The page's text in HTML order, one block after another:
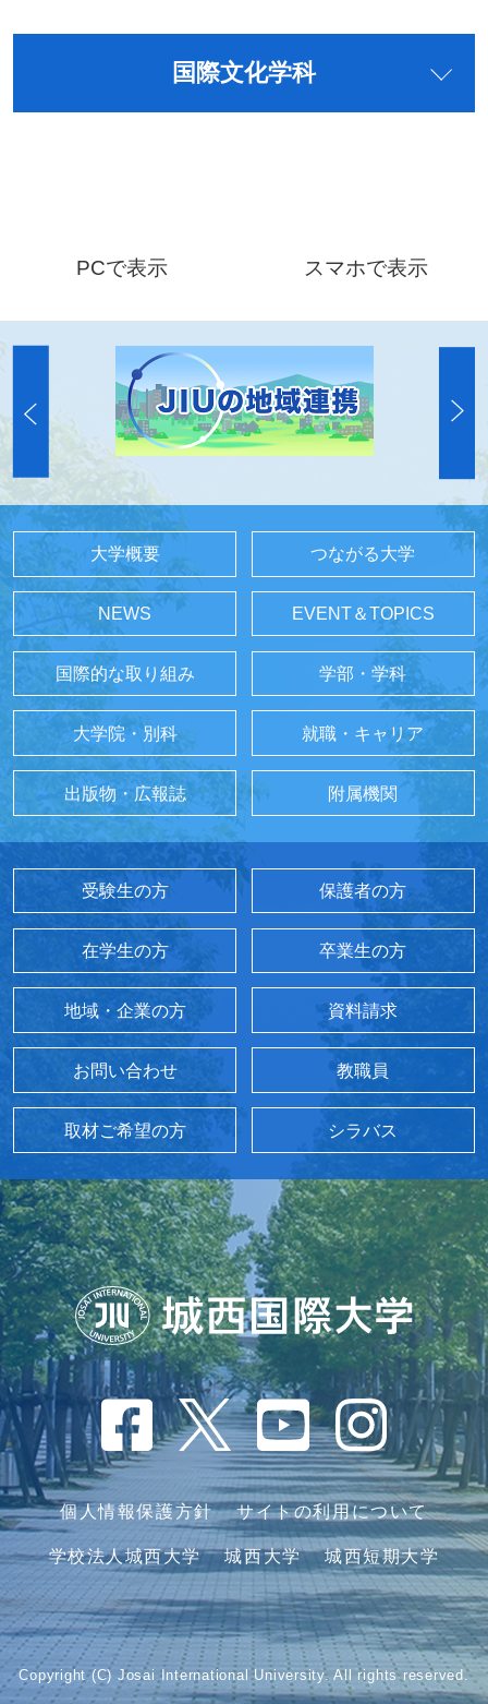
国際文化学科
PCで表示 スマホで表示
大学概要 つながる大学
NEWS EVENT＆TOPICS
国際的な取り組み 学部・学科
大学院・別科 就職・キャリア
出版物・広報誌 附属機関
受験生の方 保護者の方
在学生の方 卒業生の方
地域・企業の方 資料請求
お問い合わせ 教職員
取材ご希望の方 シラバス
個人情報保護方針 サイトの利用について
学校法人城西大学 城西大学 城西短期大学
Copyright (C) Josai International University. All rights reserved.